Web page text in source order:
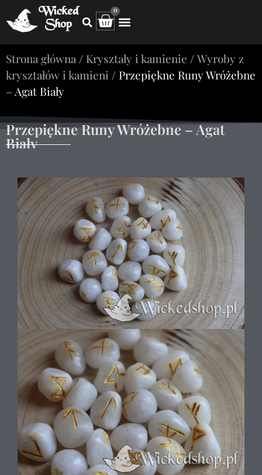
Wicked
Shop
0
Strona główna / Kryształy i kamienie /Wyroby z
kryształów i kamieni / Przepiękne Runy Wróżebne
– Agat Biały
Przepiękne Runy Wróżebne – Agat
Biały